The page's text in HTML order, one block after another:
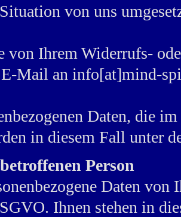
von uns
von Ihrem Widerrufs-
E-Mail an info[at]mind-
Daten, die
in diesem Fall unter
Person
Daten
Ihnen stehen in